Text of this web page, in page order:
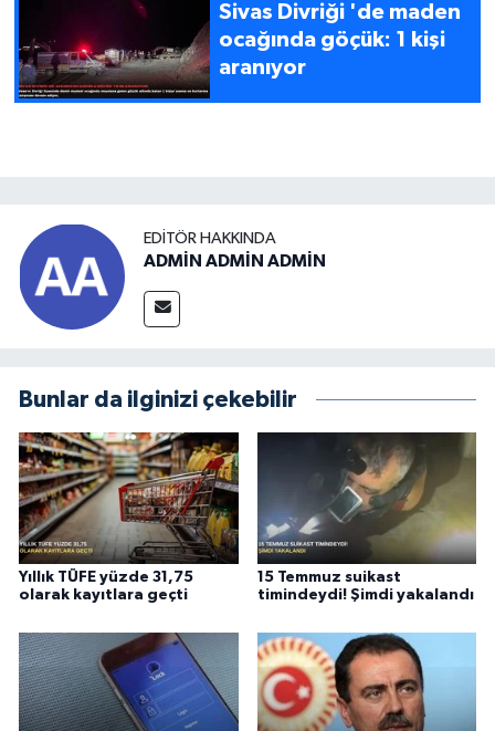
Sivas Divriği 'de maden
ocağında göçük: 1 kişi
aranıyor
EDITÖR HAKKINDA
ADMİN ADMİN ADMİN
Bunlar da ilginizi çekebilir
Yıllık TÜFE yüzde 31,75
olarak kayıtlara geçti
15 Temmuz suikast
timindeydi! Şimdi yakalandı